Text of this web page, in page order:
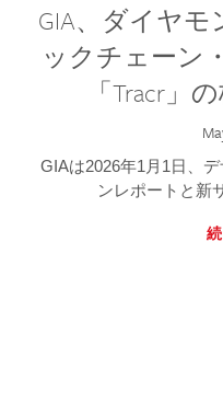
GIA、ダイヤ
ックチェーン
「Tracr」
GIAは2026年1月1日、
ンレポートと新